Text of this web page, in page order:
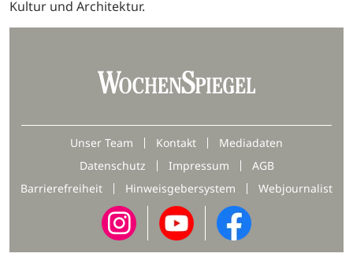
Kultur und Architektur.
Unser Team Kontakt
Mediadaten
Datenschutz
Impressum
AGB
Barrierefreiheit
Hinweisgebersystem Webjournalist